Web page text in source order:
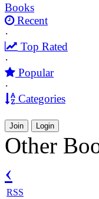
Books
Recent
·
Top Rated
·
Popular
·
Categories
Join Login
Other
‹
RSS